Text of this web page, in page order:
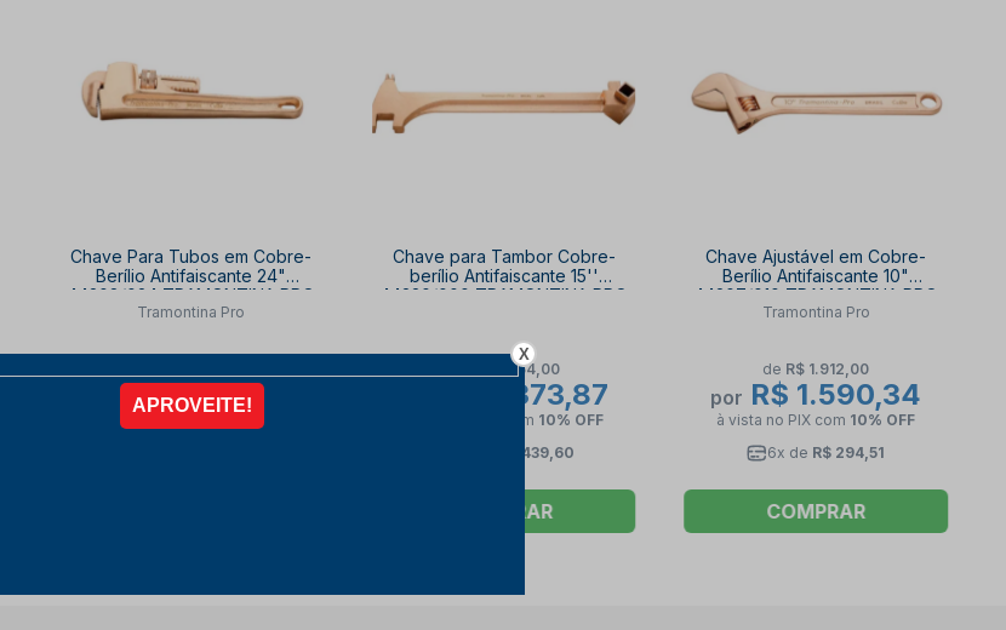
Chave Para Tubos em Cobre-
Berílio Antifaiscante 24"
44208/024 TRAMONTINA PRO
Tramontina Pro
R$ 8.689,37
à vista no PIX
10% OFF
Chave para Tambor Cobre-
berílio Antifaiscante 15''
44220/000 TRAMONTINA PRO
R$ 2.854,00
R$ 2.373,87
com 10% OFF
R$ 439,60
COMPRAR
Chave Ajustável em Cobre-
Berílio Antifaiscante 10"
44207/010 TRAMONTINA PRO
Tramontina Pro
de R$ 1.912,00
por R$ 1.590,34
à vista no PIX com 10% OFF
6x de R$ 294,51
COMPRAR
X